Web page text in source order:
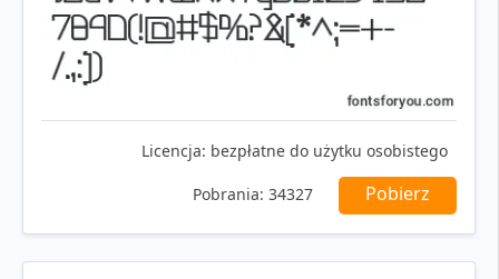
Licencja: bezpłatne do użytku osobistego
Pobrania: 34327 Pobierz